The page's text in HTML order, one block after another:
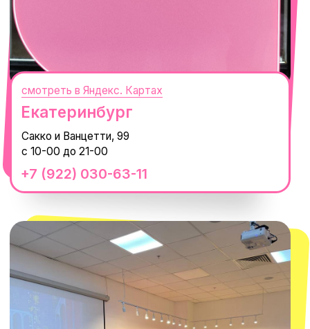
+7 (919) 374-04-04
ТРК «Европолис Ростокино»
ул. Проспект Мира, 211 к2
Москва
смотреть в Яндекс.Картах